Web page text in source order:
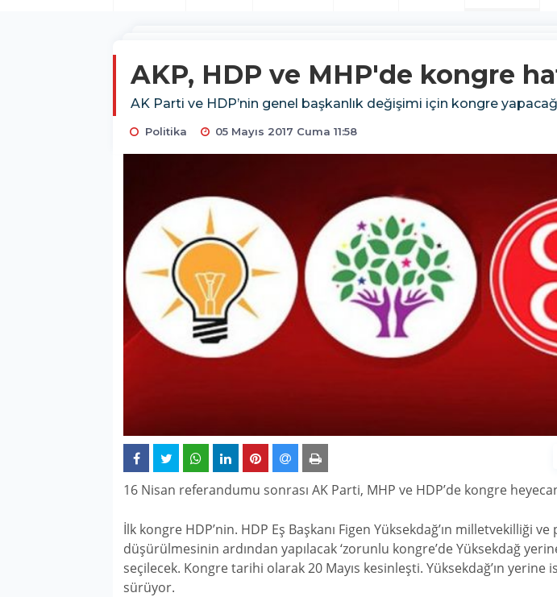
AKP, HDP ve MHP'de kongre
AK Parti ve HDP’nin genel başkanlık değişimi için kongre
Politika 05 Mayıs 2017 Cuma 11:58
16 Nisan referandumu sonrası AK Parti, MHP ve HDP’de kongre
İlk kongre HDP’nin. HDP Eş Başkanı Figen Yüksekdağ’ın milletvekilliği
düşürülmesinin ardından yapılacak ‘zorunlu kongre’de Yüksekdağ
seçilecek. Kongre tarihi olarak 20 Mayıs kesinleşti. Yüksekdağ’ın yerine
sürüyor.